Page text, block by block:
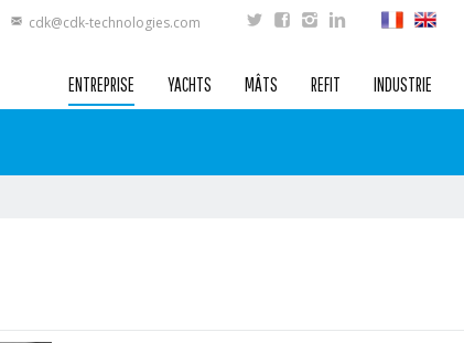
cdk@cdk-technologies.com
ENTREPRISE YACHTS MÂTS REFIT INDUSTRIE